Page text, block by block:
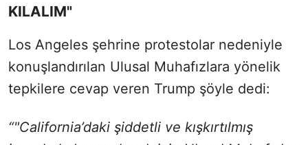
KILALIM"
Los Angeles şehrine protestolar nedeniyle
konuşlandırılan Ulusal Muhafızlara yönelik
tepkilere cevap veren Trump şöyle dedi:
“"California’daki şiddetli ve kışkırtılmış